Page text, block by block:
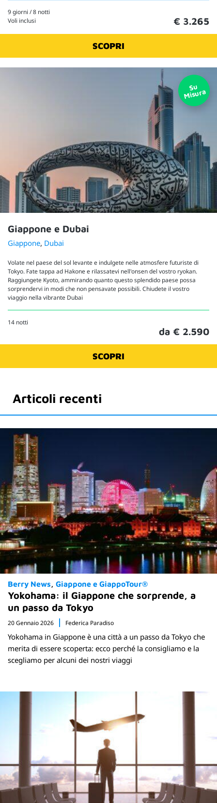
9 giorni / 8 notti
Voli inclusi
€ 3.265
SCOPRI
Giappone e Dubai
Giappone, Dubai
Volate nel paese del sol levante e indulgete nelle atmosfere futuriste di
Tokyo. Fate tappa ad Hakone e rilassatevi nell'onsen del vostro ryokan.
Raggiungete Kyoto, ammirando quanto questo splendido paese possa
sorprendervi in modi che non pensavate possibili. Chiudete il vostro
viaggio nella vibrante Dubai
14 notti
da € 2.590
SCOPRI
Articoli recenti
Berry News Giappone e GiappoTour®
Yokohama: il Giappone che sorprende, a
un passo da Tokyo
20 Gennaio 2026 Federica Paradiso
Yokohama in Giappone è una città a un passo da Tokyo che
merita di essere scoperta: ecco perché la consigliamo e la
scegliamo per alcuni dei nostri viaggi